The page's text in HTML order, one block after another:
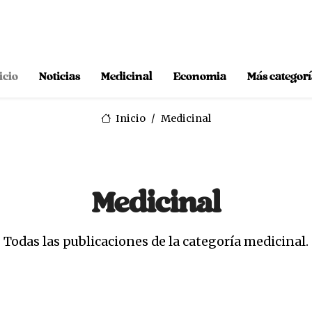
Noticias Medicinal Economia Más
Inicio Medicinal
Medicinal
Todas las publicaciones de la categoría medicinal.